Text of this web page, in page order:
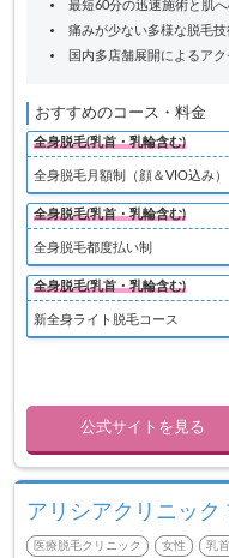
最短60分の迅速施術と肌
痛みが少ない多様な脱毛
国内多店舗展開によるア
おすすめのコース・料金
全身脱毛(乳首・乳輪含む)
全身脱毛月額制（顔＆VIO込み）
全身脱毛(乳首・乳輪含む)
全身脱毛都度払い制
全身脱毛(乳首・乳輪含む)
新全身ライト脱毛コース
公式サイトを見る
アリシアクリニック
医療脱毛クリニック 女性 乳